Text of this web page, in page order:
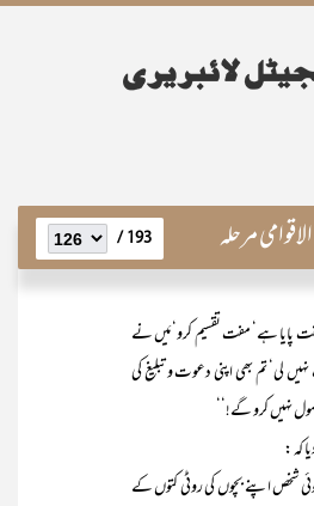
مرحلہ 193 /
ہے‘ مفت تقسیم کرو‘ مَیں نے
لی‘ تم بھی اپنی دعوت و تبلیغ کی
نہیں کرو گے!‘‘
کہ :
شخص اپنے بچوں کی روٹی کتوں کے